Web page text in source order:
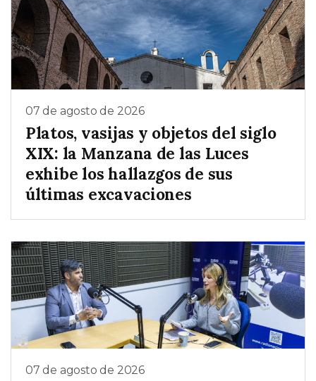
07 de agosto de 2026
Platos, vasijas y objetos del siglo
XIX: la Manzana de las Luces
exhibe los hallazgos de sus
últimas excavaciones
07 de agosto de 2026